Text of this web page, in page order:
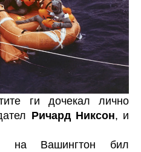
ги дочекал лично
Ричард Никсон, и
на Вашингтон бил